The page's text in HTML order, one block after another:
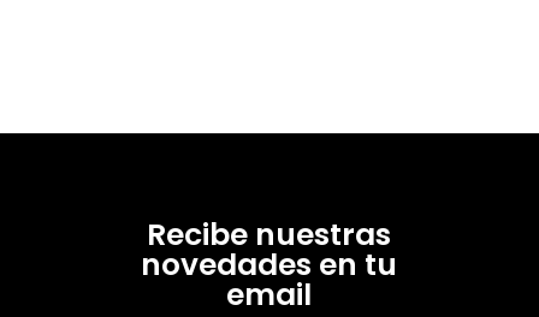
Recibe nuestras
novedades en tu
email